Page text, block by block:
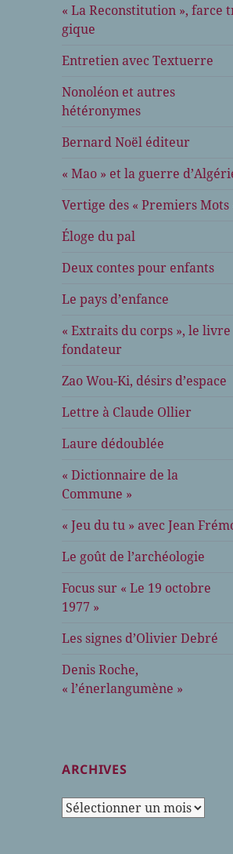
« La Reconstitution », farce
gique
Entretien avec Textuerre
Nonoléon et autres
hétéronymes
Bernard Noël éditeur
« Mao » et la guerre
Vertige des « Premiers Mots
Éloge du pal
Deux contes pour enfants
Le pays d’enfance
« Extraits du corps », le livre
fondateur
Zao Wou-Ki, désirs d’espace
Lettre à Claude Ollier
Laure dédoublée
« Dictionnaire de la
Commune »
« Jeu du tu » avec Jean
Le goût de l’archéologie
Focus sur « Le 19 octobre
1977 »
Les signes d’Olivier Debré
Denis Roche,
« l’énerlangumène »
ARCHIVES
Archives